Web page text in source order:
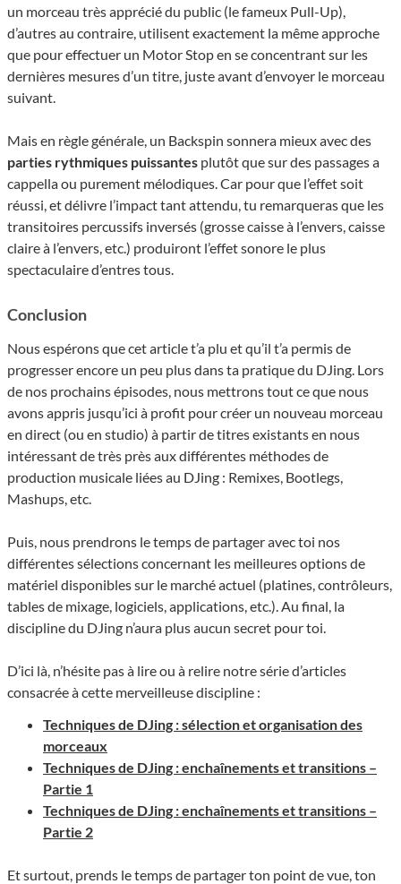
un morceau très apprécié du public (le fameux Pull-Up),
d’autres au contraire, utilisent exactement la même approche
que pour effectuer un Motor Stop en se concentrant sur les
dernières mesures d’un titre, juste avant d’envoyer le morceau
suivant.
Mais en règle générale, un Backspin sonnera mieux avec des
parties ryth­miques puissantes plutôt que sur des passages a
cappella ou purement mélodiques. Car pour que l’effet soit
réussi, et délivre l’impact tant attendu, tu remarqueras que les
transitoires percussifs inversés (grosse caisse à l’envers, caisse
claire à l’envers, etc.) produiront l’effet sonore le plus
spectaculaire d’entres tous.
Conclusion
Nous espérons que cet article t’a plu et qu’il t’a permis de
progresser encore un peu plus dans ta pratique du DJing. Lors
de nos prochains épisodes, nous mettrons tout ce que nous
avons appris jusqu’ici à profit pour créer un nouveau morceau
en direct (ou en studio) à partir de titres existants en nous
intéressant de très près aux différentes méthodes de
production musicale liées au DJing : Remixes, Bootlegs,
Mashups, etc.
Puis, nous prendrons le temps de partager avec toi nos
différentes sélections concernant les meilleures options de
matériel disponibles sur le marché actuel (platines, contrôleurs,
tables de mixage, logiciels, applications, etc.). Au final, la
discipline du DJing n’aura plus aucun secret pour toi.
D’ici là, n’hésite pas à lire ou à relire notre série d’articles
consacrée à cette merveilleuse discipline :
Techniques de DJing : sélection et organisation des
morceaux
Techniques de DJing : enchaînements et transitions –
Partie 1
Techniques de DJing : enchaînements et transitions –
Partie 2
Et surtout, prends le temps de partager ton point de vue, ton